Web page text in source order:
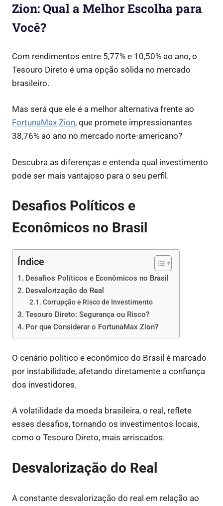
Zion: Qual a Melhor Escolha para
Você?
Com rendimentos entre 5,77% e 10,50% ao ano, o
Tesouro Direto é uma opção sólida no mercado
brasileiro.
Mas será que ele é a melhor alternativa frente ao
FortunaMax Zion, que promete impressionantes
38,76% ao ano no mercado norte-americano?
Descubra as diferenças e entenda qual investimento
pode ser mais vantajoso para o seu perfil.
Desafios Políticos e
Econômicos no Brasil
Índice
Desafios Políticos e Econômicos no Brasil
Desvalorização do Real
Corrupção e Risco de Investimento
Tesouro Direto: Segurança ou Risco?
Por que Considerar o FortunaMax Zion?
O cenário político e econômico do Brasil é marcado
por instabilidade, afetando diretamente a confiança
dos investidores.
A volatilidade da moeda brasileira, o real, reflete
esses desafios, tornando os investimentos locais,
como o Tesouro Direto, mais arriscados.
Desvalorização do Real
A constante desvalorização do real em relação ao